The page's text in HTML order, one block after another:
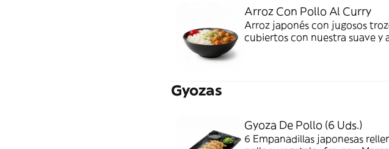
Arroz Con Pollo Al Curry
Arroz japonés con jugosos
cubiertos con nuestra suave y
Gyozas
Gyoza De Pollo (6 Uds.)
6 Empanadillas japonesas